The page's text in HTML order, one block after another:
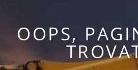
OOPS,